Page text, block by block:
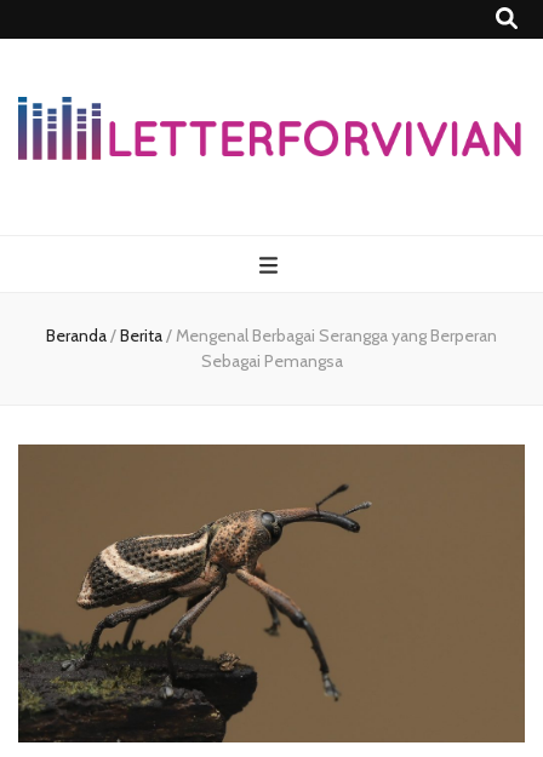
Beranda/Berita/Mengenal Berbagai Serangga yang Berperan
Sebagai Pemangsa